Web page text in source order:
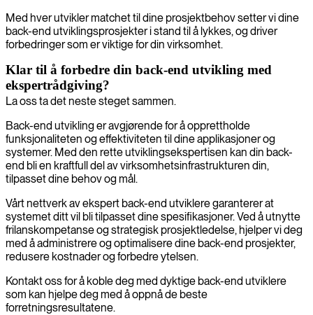
Med hver utvikler matchet til dine prosjektbehov setter vi dine
back-end utviklingsprosjekter i stand til å lykkes, og driver
forbedringer som er viktige for din virksomhet.
Klar til å forbedre din back-end utvikling med
ekspertrådgiving?
La oss ta det neste steget sammen.
Back-end utvikling er avgjørende for å opprettholde
funksjonaliteten og effektiviteten til dine applikasjoner og
systemer. Med den rette utviklingsekspertisen kan din back-
end bli en kraftfull del av virksomhetsinfrastrukturen din,
tilpasset dine behov og mål.
Vårt nettverk av ekspert back-end utviklere garanterer at
systemet ditt vil bli tilpasset dine spesifikasjoner. Ved å utnytte
frilanskompetanse og strategisk prosjektledelse, hjelper vi deg
med å administrere og optimalisere dine back-end prosjekter,
redusere kostnader og forbedre ytelsen.
Kontakt oss for å koble deg med dyktige back-end utviklere
som kan hjelpe deg med å oppnå de beste
forretningsresultatene.